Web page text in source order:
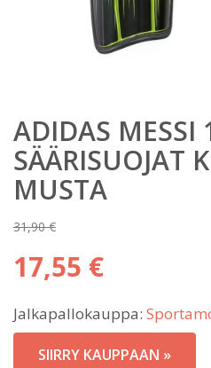
ADIDAS MESSI
SÄÄRISUOJAT
MUSTA
31,90€
Alkuperäinen
hinta
31,90 €.
17,55 €
hinta
on:
17,55 €.
Jalkapallokauppa:
SIIRRY KAUPPAAN »